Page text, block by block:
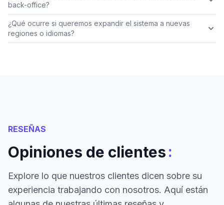
back-office?
¿Qué ocurre si queremos expandir el sistema a nuevas
regiones o idiomas?
RESEÑAS
Opiniones de clientes:
Explore lo que nuestros clientes dicen sobre su
experiencia trabajando con nosotros. Aquí están